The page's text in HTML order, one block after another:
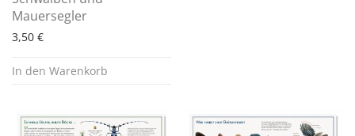
Mauersegler
3,50 €
In den Warenkorb